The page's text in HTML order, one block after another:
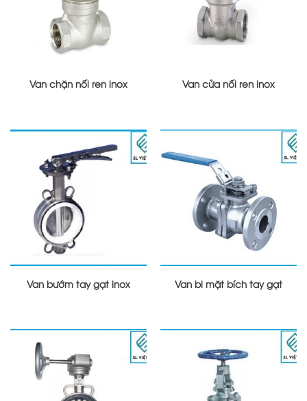
Van chặn nối ren inox Van cửa nối ren inox
Van bướm tay gạt inox Van bi mặt bích tay gạt